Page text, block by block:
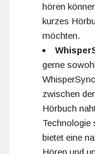
hören
kurzes
möchten.
gerne
zwischen
Hörbuch
Technologie
bietet eine
Hören und